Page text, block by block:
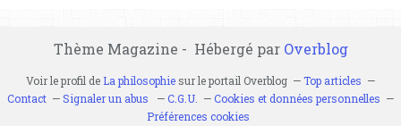
Thème Magazine - Hébergé par Overblog
Voir le profil de La philosophiesur le portail Overblog
Top articles
Contact
Signaler un abus C.G.U.
Cookies et données personnelles
Préférences cookies